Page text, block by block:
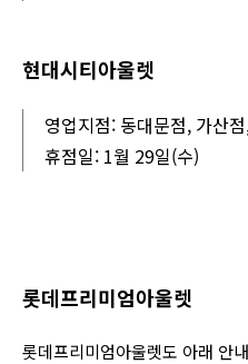
현대시티아울렛
영업지점: 동대문점, 가산
휴점일: 1월 29일(수)
롯데프리미엄아울렛
롯데프리미엄아울렛도 아래 안